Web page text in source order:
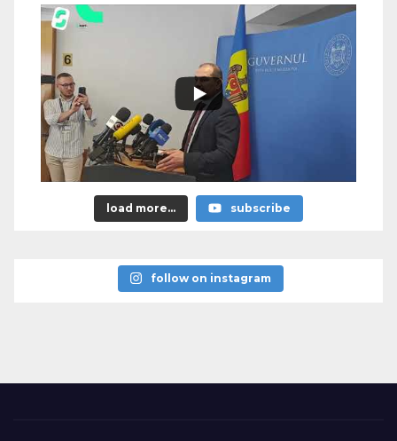
load more... subscribe
follow on instagram